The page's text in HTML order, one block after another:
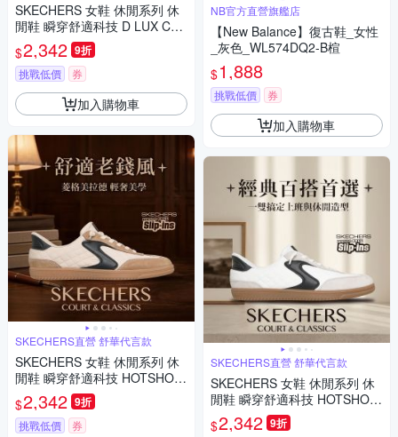
SKECHERS 女鞋 休閒系列 休
閒鞋 瞬穿舒適科技 D LUX CO
MFORT 2.0 - 104494NVY
$2,342 9折
挑戰低價 券
加入購物車
SKECHERS直營 舒華代言款
SKECHERS 女鞋 休閒系列 休
閒鞋 瞬穿舒適科技 HOTSHOT
- COZY FIT - 185329WNTBK
$2,342 9折
挑戰低價 券
NB官方直營旗艦店
【New Balance】復古鞋_女性
_灰色_WL574DQ2-B楦
$1,888
挑戰低價 券
加入購物車
SKECHERS直營 舒華代言款
SKECHERS 女鞋 休閒系列 休
閒鞋 瞬穿舒適科技 HOTSHOT
- COZY FIT - 185329WWBK
$2,342 9折